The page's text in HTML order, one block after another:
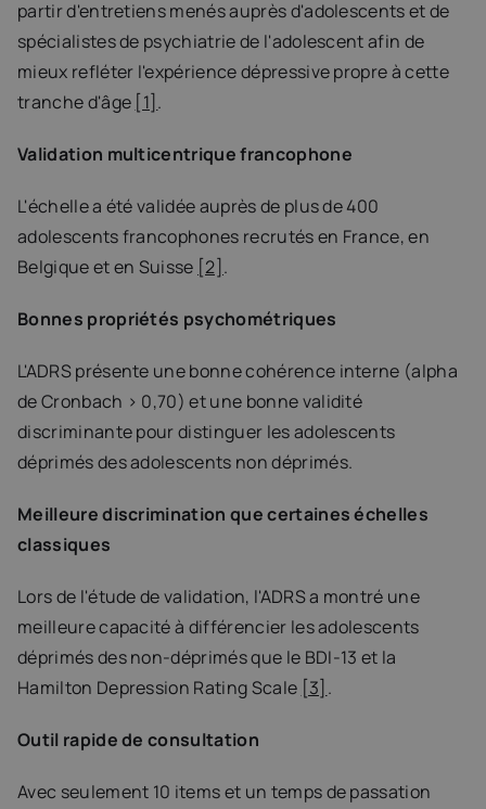
partir d'entretiens menés auprès d'adolescents et de
spécialistes de psychiatrie de l'adolescent afin de
mieux refléter l'expérience dépressive propre à cette
tranche d'âge [1] .
Validation multicentrique francophone
L'échelle a été validée auprès de plus de 400
adolescents francophones recrutés en France, en
Belgique et en Suisse [2] .
Bonnes propriétés psychométriques
L'ADRS présente une bonne cohérence interne (alpha
de Cronbach > 0,70) et une bonne validité
discriminante pour distinguer les adolescents
déprimés des adolescents non déprimés.
Meilleure discrimination que certaines échelles
classiques
Lors de l'étude de validation, l'ADRS a montré une
meilleure capacité à différencier les adolescents
déprimés des non-déprimés que le BDI-13 et la
Hamilton Depression Rating Scale [3] .
Outil rapide de consultation
Avec seulement 10 items et un temps de passation